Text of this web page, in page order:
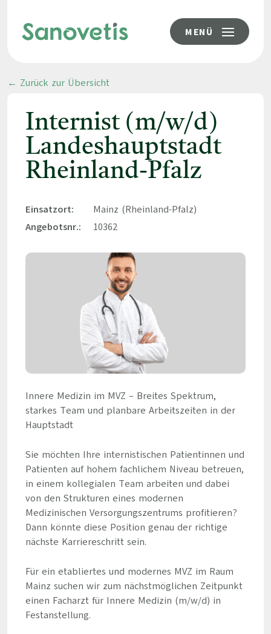
MENÜ
← Zurück zur Übersicht
Internist (m/w/d)
Landeshauptstadt
Rheinland-Pfalz
Einsatzort:
Mainz (Rheinland-Pfalz)
Angebotsnr.:
10362
Innere Medizin im MVZ – Breites Spektrum,
starkes Team und planbare Arbeitszeiten in der
Hauptstadt
Sie möchten Ihre internistischen Patientinnen und
Patienten auf hohem fachlichem Niveau betreuen,
in einem kollegialen Team arbeiten und dabei
von den Strukturen eines modernen
Medizinischen Versorgungszentrums profitieren?
Dann könnte diese Position genau der richtige
nächste Karriereschritt sein.
Für ein etabliertes und modernes MVZ im Raum
Mainz suchen wir zum nächstmöglichen Zeitpunkt
einen Facharzt für Innere Medizin (m/w/d) in
Festanstellung.